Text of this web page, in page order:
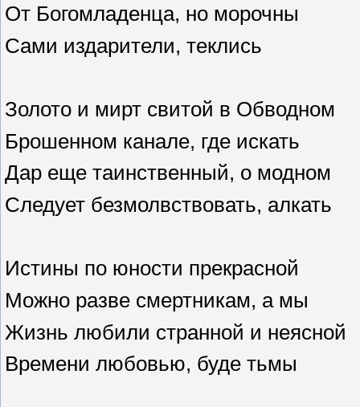
От Богомладенца, но морочны
Сами издарители, теклись
Золото и мирт свитой в Обводном
Брошенном канале, где искать
Дар еще таинственный, о модном
Следует безмолвствовать, алкать
Истины по юности прекрасной
Можно разве смертникам, а мы
Жизнь любили странной и неясной
Времени любовью, буде тьмы